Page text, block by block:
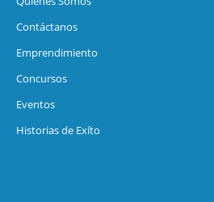
Contáctanos
Emprendimiento
Concursos
Eventos
Historias de Exíto